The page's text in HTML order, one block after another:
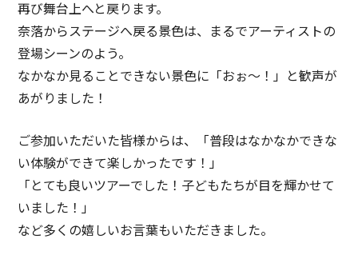
再び舞台上へと戻ります。
奈落からステージへ戻る景色は、まるでアーティストの
登場シーンのよう。
なかなか見ることできない景色に「おぉ～！」と歓声が
あがりました！
ご参加いただいた皆様からは、「普段はなかなかできな
い体験ができて楽しかったです！」
「とても良いツアーでした！子どもたちが目を輝かせて
いました！」
など多くの嬉しいお言葉もいただきました。